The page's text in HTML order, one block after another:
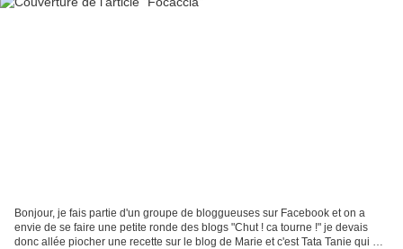
Bonjour, je fais partie d'un groupe de bloggueuses sur Facebook et on a
envie de se faire une petite ronde des blogs "Chut ! ca tourne !" je devais
donc allée piocher une recette sur le blog de Marie et c'est Tata Tanie qui est